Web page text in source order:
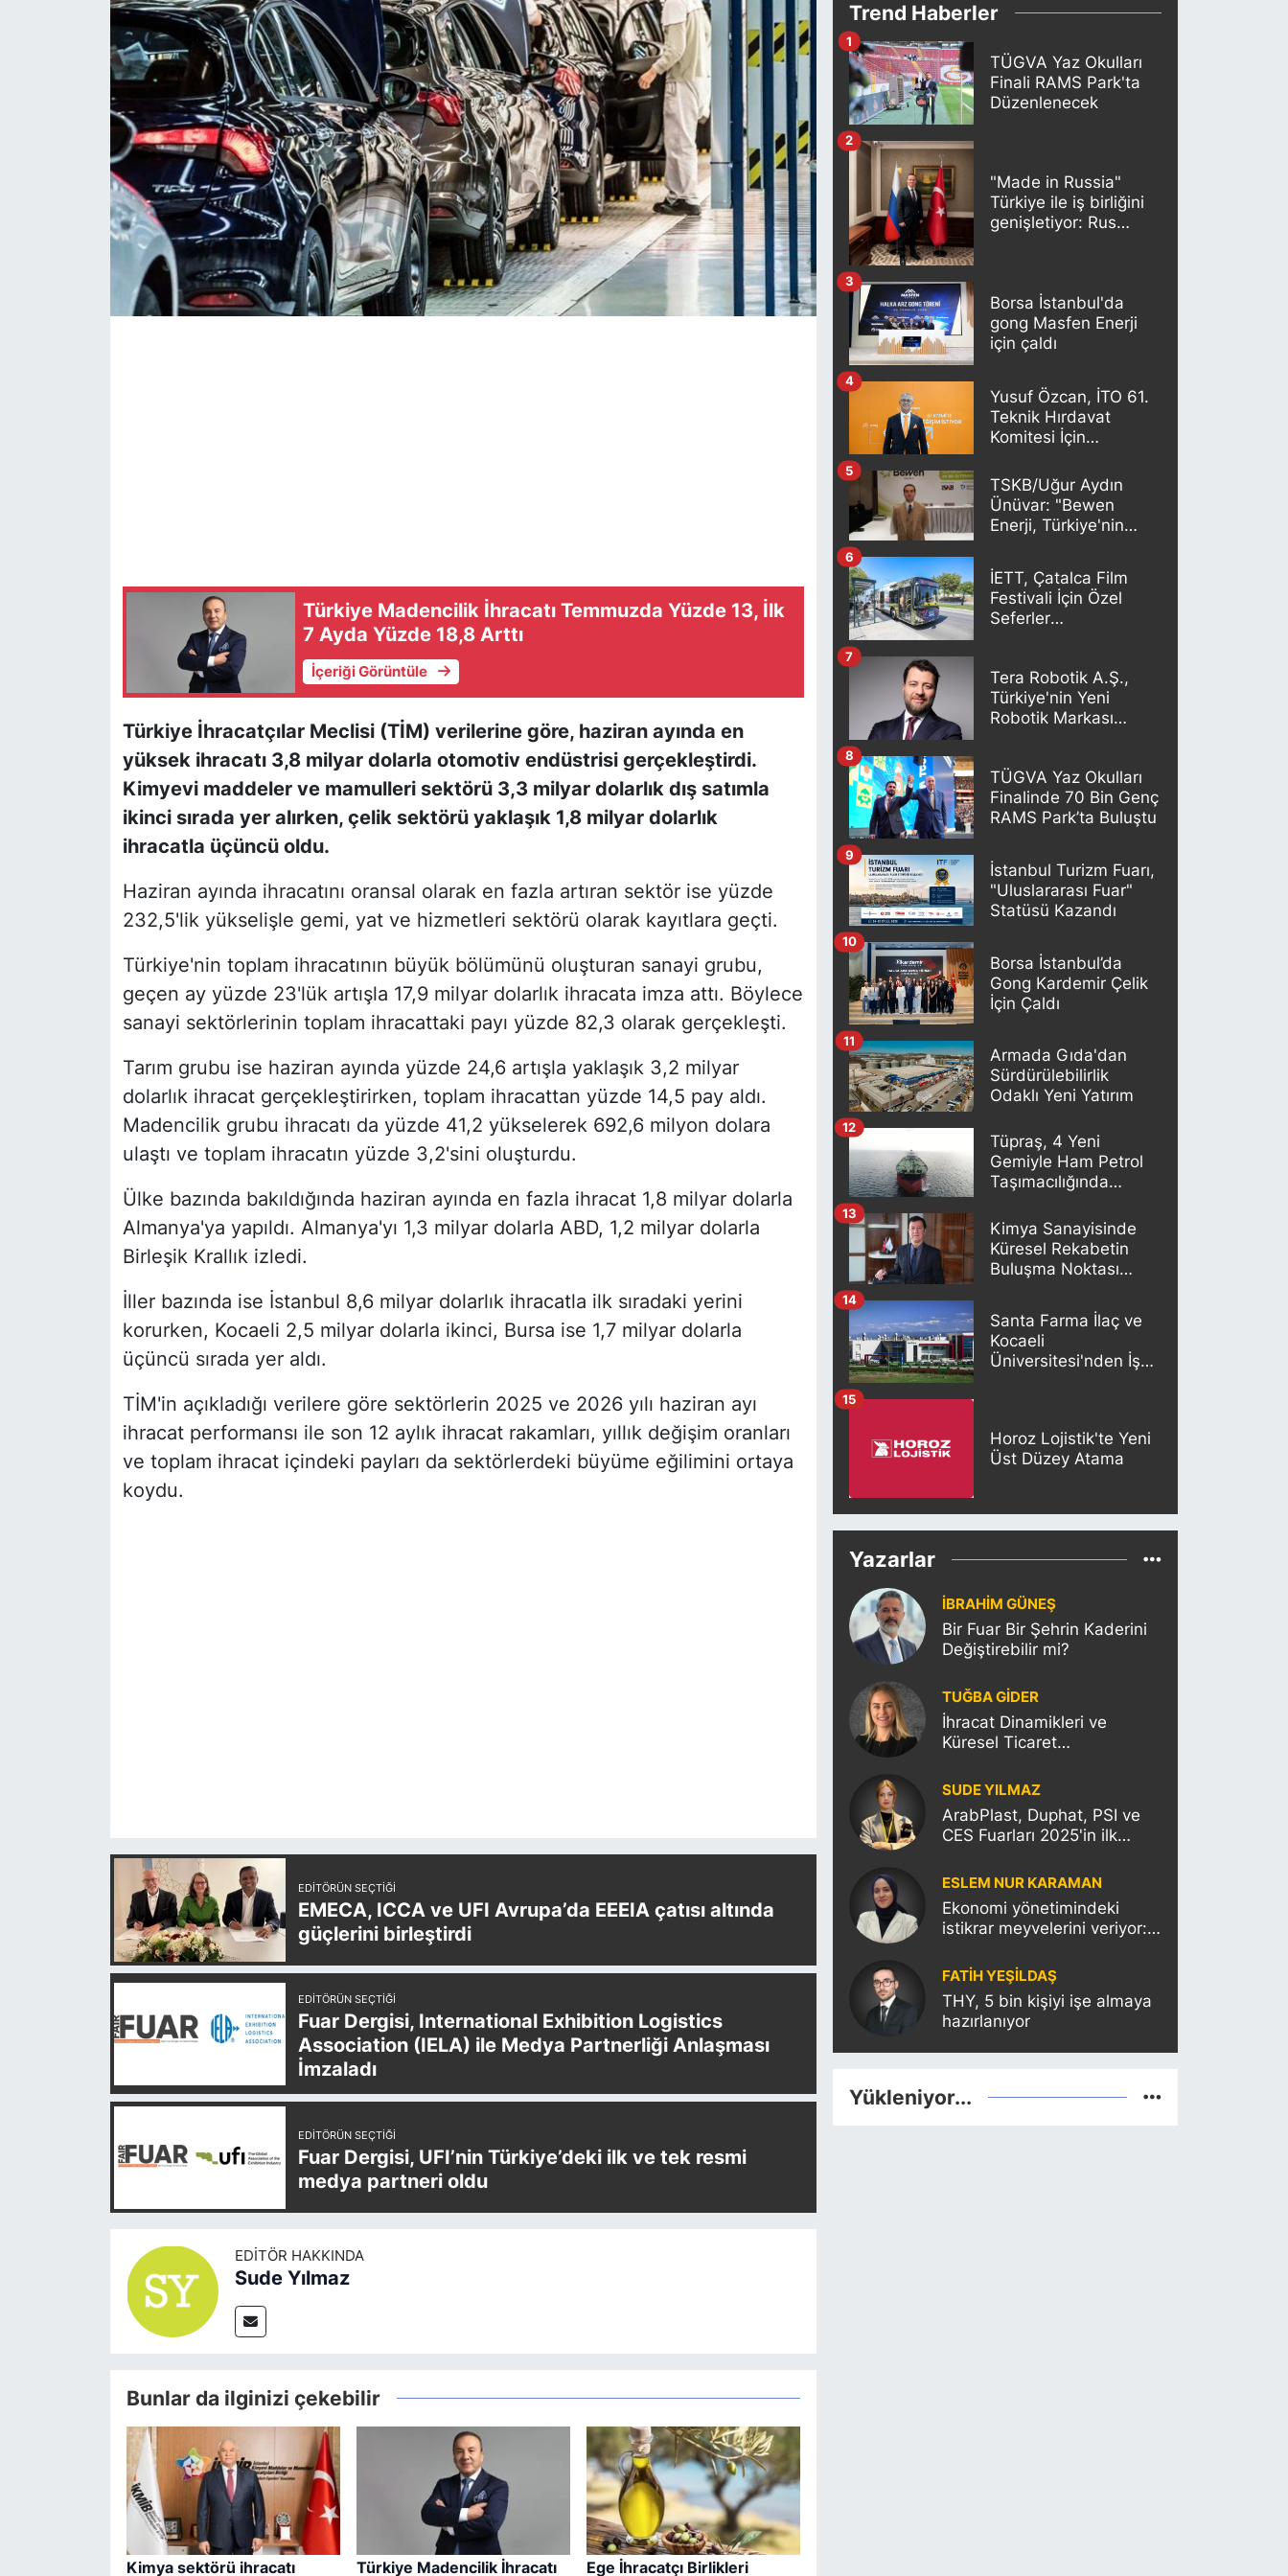
Türkiye Madencilik İhracatı Temmuzda Yüzde 13, İlk
7 Ayda Yüzde 18,8 Arttı
İçeriği Görüntüle
Türkiye İhracatçılar Meclisi (TİM) verilerine göre, haziran ayında en
yüksek ihracatı 3,8 milyar dolarla otomotiv endüstrisi gerçekleştirdi.
Kimyevi maddeler ve mamulleri sektörü 3,3 milyar dolarlık dış satımla
ikinci sırada yer alırken, çelik sektörü yaklaşık 1,8 milyar dolarlık
ihracatla üçüncü oldu.
Haziran ayında ihracatını oransal olarak en fazla artıran sektör ise yüzde
232,5'lik yükselişle gemi, yat ve hizmetleri sektörü olarak kayıtlara geçti.
Türkiye'nin toplam ihracatının büyük bölümünü oluşturan sanayi grubu,
geçen ay yüzde 23'lük artışla 17,9 milyar dolarlık ihracata imza attı. Böylece
sanayi sektörlerinin toplam ihracattaki payı yüzde 82,3 olarak gerçekleşti.
Tarım grubu ise haziran ayında yüzde 24,6 artışla yaklaşık 3,2 milyar
dolarlık ihracat gerçekleştirirken, toplam ihracattan yüzde 14,5 pay aldı.
Madencilik grubu ihracatı da yüzde 41,2 yükselerek 692,6 milyon dolara
ulaştı ve toplam ihracatın yüzde 3,2'sini oluşturdu.
Ülke bazında bakıldığında haziran ayında en fazla ihracat 1,8 milyar dolarla
Almanya'ya yapıldı. Almanya'yı 1,3 milyar dolarla ABD, 1,2 milyar dolarla
Birleşik Krallık izledi.
İller bazında ise İstanbul 8,6 milyar dolarlık ihracatla ilk sıradaki yerini
korurken, Kocaeli 2,5 milyar dolarla ikinci, Bursa ise 1,7 milyar dolarla
üçüncü sırada yer aldı.
TİM'in açıkladığı verilere göre sektörlerin 2025 ve 2026 yılı haziran ayı
ihracat performansı ile son 12 aylık ihracat rakamları, yıllık değişim oranları
ve toplam ihracat içindeki payları da sektörlerdeki büyüme eğilimini ortaya
koydu.
EDITÖRÜN SEÇTIĞI
EMECA, ICCA ve UFI Avrupa’da EEEIA çatısı altında
güçlerini birleştirdi
EDITÖRÜN SEÇTIĞI
Fuar Dergisi, International Exhibition Logistics
Association (IELA) ile Medya Partnerliği Anlaşması
İmzaladı
EDITÖRÜN SEÇTIĞI
Fuar Dergisi, UFI’nin Türkiye’deki ilk ve tek resmi
medya partneri oldu
EDITÖR HAKKINDA
Sude Yılmaz
Bunlar da ilginizi çekebilir
Kimya sektörü ihracatı Türkiye Madencilik İhracatı Ege İhracatçı Birlikleri
Trend Haberler
TÜGVA Yaz Okulları
Finali RAMS Park'ta
Düzenlenecek
1
"Made in Russia"
Türkiye ile iş birliğini
genişletiyor: Rus
2
Borsa İstanbul'da
gong Masfen Enerji
için çaldı
3
Yusuf Özcan, İTO 61.
Teknik Hırdavat
Komitesi İçin
4
TSKB/Uğur Aydın
Ünüvar: "Bewen
Enerji, Türkiye'nin
geleceğinde önemli
bir oyuncu olacak"
5
İETT, Çatalca Film
Festivali İçin Özel
Seferler
6
Tera Robotik A.Ş.,
Türkiye'nin Yeni
Robotik Markası
7
TÜGVA Yaz Okulları
Finalinde 70 Bin Genç
RAMS Park’ta Buluştu
8
İstanbul Turizm Fuarı,
"Uluslararası Fuar"
Statüsü Kazandı
9
Borsa İstanbul’da
Gong Kardemir Çelik
İçin Çaldı
10
Armada Gıda'dan
Sürdürülebilirlik
Odaklı Yeni Yatırım
11
Tüpraş, 4 Yeni
Gemiyle Ham Petrol
Taşımacılığında
12
Kimya Sanayisinde
Küresel Rekabetin
Buluşma Noktası
13
Santa Farma İlaç ve
Kocaeli
Üniversitesi'nden İş
14
Horoz Lojistik'te Yeni
Üst Düzey Atama
15
Yazarlar
İBRAHİM GÜNEŞ
Bir Fuar Bir Şehrin Kaderini
Değiştirebilir mi?
TUĞBA GİDER
İhracat Dinamikleri ve
Küresel Ticaret
Etkisi
SUDE YILMAZ
ArabPlast, Duphat, PSI ve
CES Fuarları 2025'in ilk
vuracak
ESLEM NUR KARAMAN
Ekonomi yönetimindeki
istikrar meyvelerini veriyor:
notunu yükseltti!
FATIH YEŞİLDAŞ
THY, 5 bin kişiyi işe almaya
hazırlanıyor
Yükleniyor...
KONGRE HABERLERİ
KONGRE TAKVİMİ
RÖPORTAJLAR
BİYOGRAFİLER